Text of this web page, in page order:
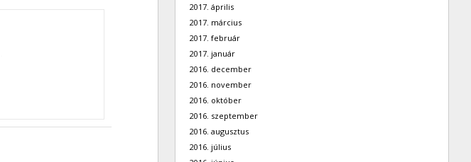
2017. április
2017. március
2017. február
2017. január
2016. december
2016. november
2016. október
2016. szeptember
2016. augusztus
2016. július